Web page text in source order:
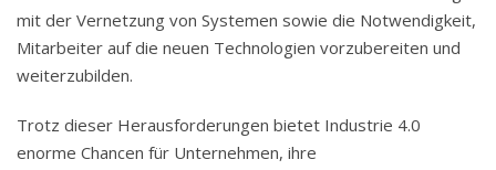
mit der Vernetzung von Systemen sowie die Notwendigkeit,
Mitarbeiter auf die neuen Technologien vorzubereiten und
weiterzubilden.
Trotz dieser Herausforderungen bietet Industrie 4.0
enorme Chancen für Unternehmen, ihre